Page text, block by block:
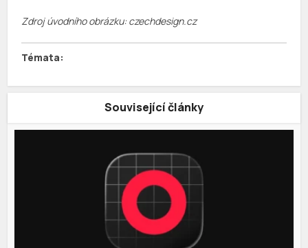
Zdroj úvodního obrázku: czechdesign.cz
Související články